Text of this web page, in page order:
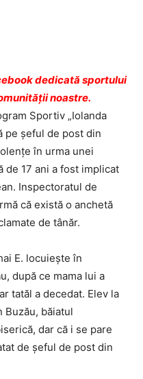
dedicată sportului
noastre.
Sportiv „Iolanda
pe şeful de post din
în urma unei
de 17 ani a fost implicat
Inspectoratul de
că există o anchetă
de tânăr.
E. locuiește în
după ce mama lui a
tatăl a decedat. Elev la
Buzău, băiatul
dar că i se pare
de șeful de post din